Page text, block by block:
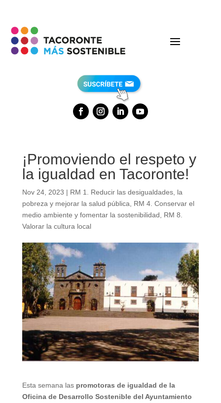
¡Promoviendo el respeto y
la igualdad en Tacoronte!
Nov 24, 2023 | RM 1. Reducir las desigualdades, la
pobreza y mejorar la salud pública
RM 4. Conservar el
medio ambiente y fomentar la sostenibilidad
RM 8.
Valorar la cultura local
Esta semana las promotoras de igualdad de la
Oficina de Desarrollo Sostenible del Ayuntamiento